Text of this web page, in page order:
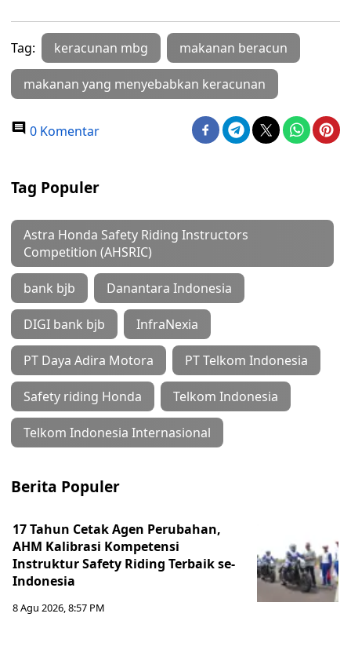
Tag: keracunan mbg makanan beracun
makanan yang menyebabkan keracunan
0 Komentar
Tag Populer
Astra Honda Safety Riding Instructors
Competition (AHSRIC)
bank bjb Danantara Indonesia
DIGI bank bjb InfraNexia
PT Daya Adira Motora PT Telkom Indonesia
Safety riding Honda Telkom Indonesia
Telkom Indonesia Internasional
Berita Populer
17 Tahun Cetak Agen Perubahan,
AHM Kalibrasi Kompetensi
Instruktur Safety Riding Terbaik se-
Indonesia
8 Agu 2026, 8:57 PM